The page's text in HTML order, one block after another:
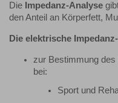
Die Impedanz-Analyse
den Anteil an Körperfett,
Die elektrische
zur Bestimmung
bei:
Sport und